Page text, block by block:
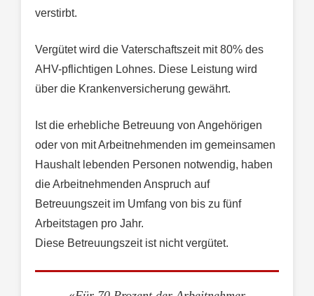
verstirbt.
Vergütet wird die Vaterschaftszeit mit 80% des
AHV-pflichtigen Lohnes. Diese Leistung wird
über die Krankenversicherung gewährt.
Ist die erhebliche Betreuung von Angehörigen
oder von mit Arbeitnehmenden im gemeinsamen
Haushalt lebenden Personen notwendig, haben
die Arbeitnehmenden Anspruch auf
Betreuungszeit im Umfang von bis zu fünf
Arbeitstagen pro Jahr.
Diese Betreuungszeit ist nicht vergütet.